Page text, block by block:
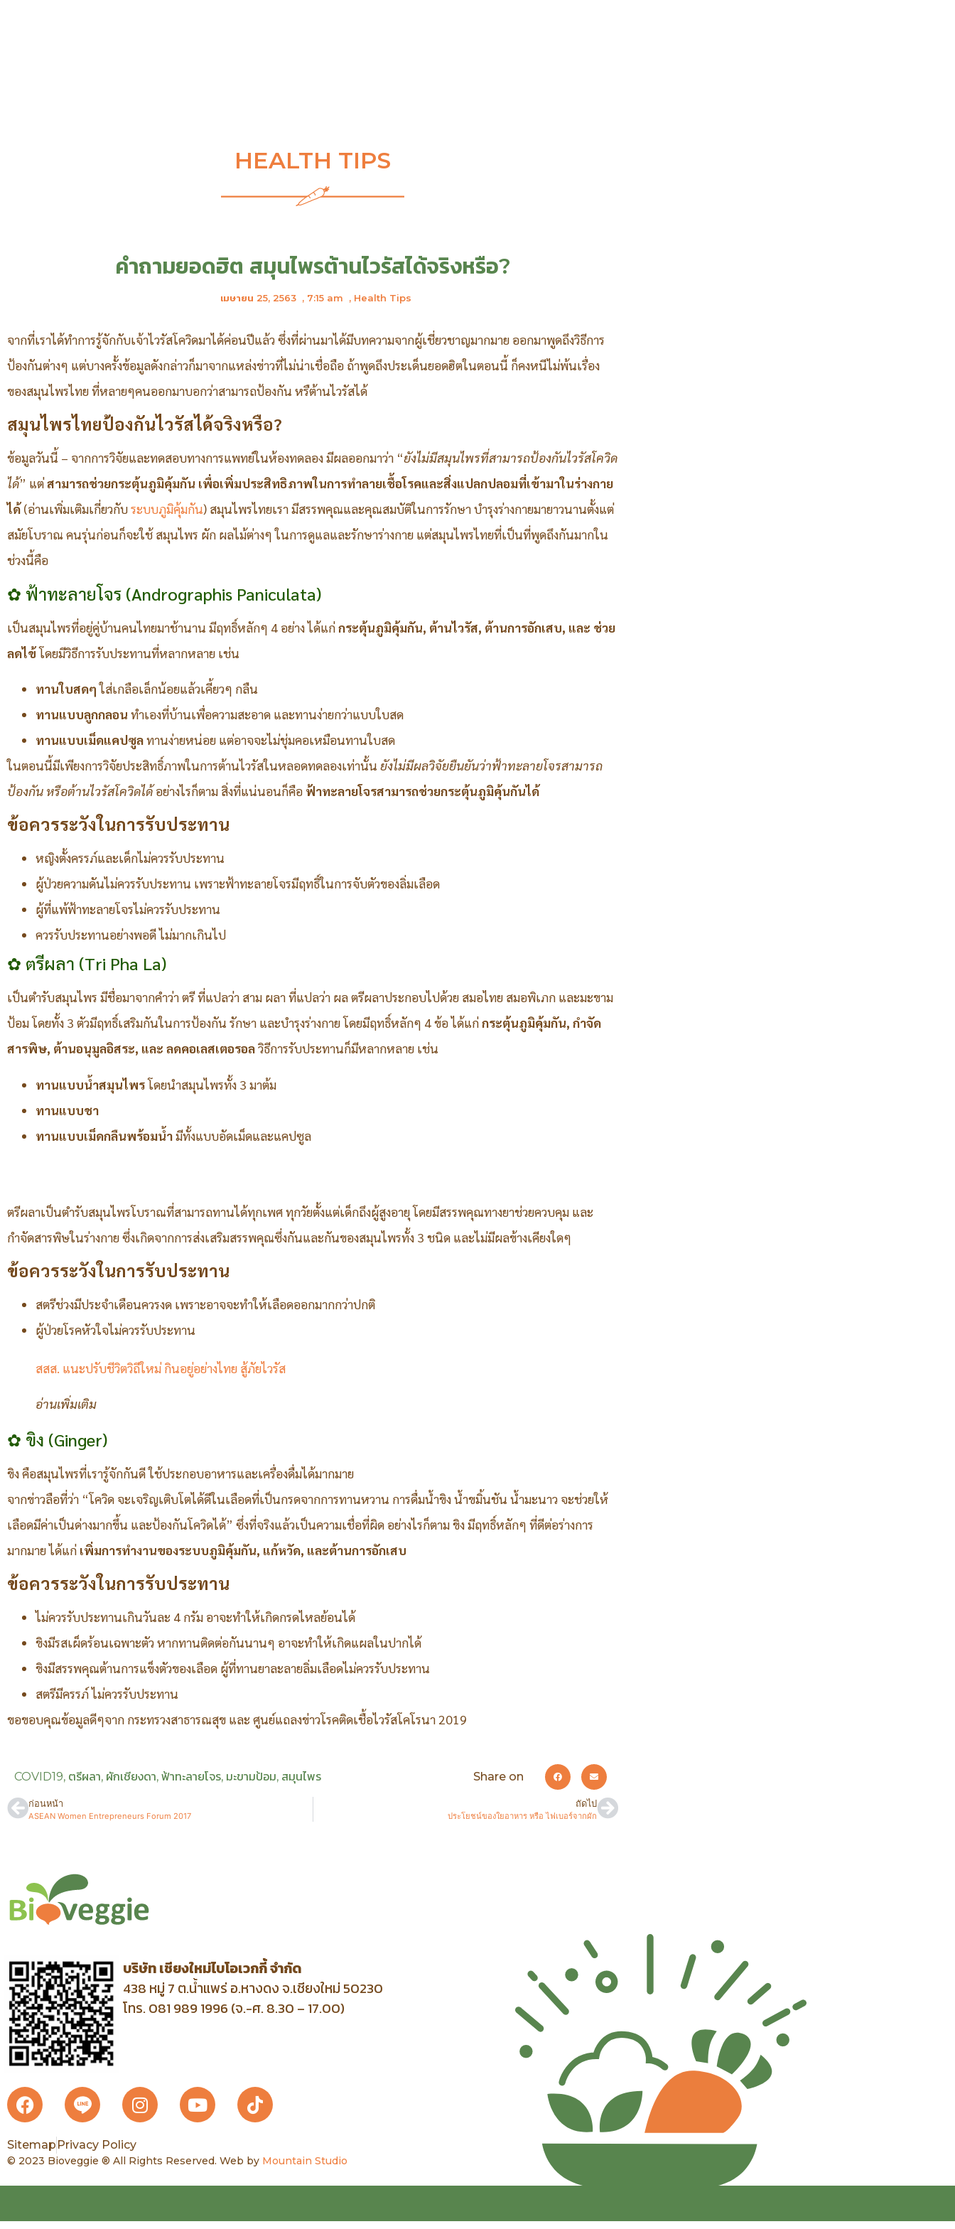
HEALTH TIPS
คำถามยอดฮิต สมุนไพรต้านไวรัสได้จริงหรือ?
เมษายน 25, 2563 , 7:15 am , Health Tips
จากที่เราได้ทำการรู้จักกับเจ้าไวรัสโควิดมาได้ค่อนปีแล้ว ซึ่งที่ผ่านมาได้มีบทความจากผู้เชี่ยวชาญมากมาย ออกมาพูดถึงวิธีการ
ป้องกันต่างๆ แต่บางครั้งข้อมูลดังกล่าวก็มาจากแหล่งข่าวที่ไม่น่าเชื่อถือ ถ้าพูดถึงประเด็นยอดฮิตในตอนนี้ ก็คงหนีไม่พ้นเรื่อง
ของสมุนไพรไทย ที่หลายๆคนออกมาบอกว่าสามารถป้องกัน หรืต้านไวรัสได้
สมุนไพรไทยป้องกันไวรัสได้จริงหรือ?
ข้อมูลวันนี้ – จากการวิจัยและทดสอบทางการแพทย์ในห้องทดลอง มีผลออกมาว่า “ยังไม่มีสมุนไพรที่สามารถป้องกันไวรัสโควิด
ได้” แต่สามารถช่วยกระตุ้นภูมิคุ้มกัน เพื่อเพิ่มประสิทธิภาพในการทำลายเชื้อโรคและสิ่งแปลกปลอมที่เข้ามาในร่างกาย
ได้(อ่านเพิ่มเติมเกี่ยวกับระบบภูมิคุ้มกัน) สมุนไพรไทยเรา มีสรรพคุณและคุณสมบัติในการรักษา บำรุงร่างกายมายาวนานตั้งแต่
สมัยโบราณ คนรุ่นก่อนก็จะใช้ สมุนไพร ผัก ผลไม้ต่างๆ ในการดูแลและรักษาร่างกาย แต่สมุนไพรไทยที่เป็นที่พูดถึงกันมากใน
ช่วงนี้คือ
✿ ฟ้าทะลายโจร (Andrographis Paniculata)
เป็นสมุนไพรที่อยู่คู่บ้านคนไทยมาช้านาน มีฤทธิ์หลักๆ 4 อย่าง ได้แก่กระตุ้นภูมิคุ้มกัน, ต้านไวรัส, ต้านการอักเสบ, และ ช่วย
ลดไข้โดยมีวิธีการรับประทานที่หลากหลาย เช่น
ทานใบสดๆใส่เกลือเล็กน้อยแล้วเคี้ยวๆ กลืน
ทานแบบลูกกลอน ทำเองที่บ้านเพื่อความสะอาด และทานง่ายกว่าแบบใบสด
ทานแบบเม็ดแคปซูลทานง่ายหน่อย แต่อาจจะไม่ชุ่มคอเหมือนทานใบสด
ในตอนนี้มีเพียงการวิจัยประสิทธิ์ภาพในการต้านไวรัสในหลอดทดลองเท่านั้น ยังไม่มีผลวิจัยยืนยันว่าฟ้าทะลายโจรสามารถ
ป้องกัน หรือต้านไวรัสโควิดได้อย่างไรก็ตาม สิ่งที่แน่นอนก็คือ ฟ้าทะลายโจรสามารถช่วยกระตุ้นภูมิคุ้นกันได้
ข้อควรระวังในการรับประทาน
หญิงตั้งครรภ์และเด็กไม่ควรรับประทาน
ผู้ป่วยความดันไม่ควรรับประทาน เพราะฟ้าทะลายโจรมีฤทธิ์ในการจับตัวของลิ่มเลือด
ผู้ที่แพ้ฟ้าทะลายโจรไม่ควรรับประทาน
ควรรับประทานอย่างพอดี ไม่มากเกินไป
✿ ตรีผลา (Tri Pha La)
เป็นตำรับสมุนไพร มีชื่อมาจากคำว่า ตรี ที่แปลว่า สาม ผลา ที่แปลว่า ผล ตรีผลาประกอบไปด้วย สมอไทย สมอพิเภก และมะขาม
ป้อม โดยทั้ง 3 ตัวมีฤทธิ์เสริมกันในการป้องกัน รักษา และบำรุงร่างกาย โดยมีฤทธิ์หลักๆ 4 ข้อ ได้แก่กระตุ้นภูมิคุ้มกัน, กำจัด
สารพิษ, ต้านอนุมูลอิสระ, และ ลดคอเลสเตอรอลวิธีการรับประทานก็มีหลากหลาย เช่น
ทานแบบน้ำสมุนไพรโดยนำสมุนไพรทั้ง 3 มาต้ม
ทานแบบชา
ทานแบบเม็ดกลืนพร้อมน้ำมีทั้งแบบอัดเม็ดและแคปซูล
ตรีผลาเป็นตำรับสมุนไพรโบราณที่สามารถทานได้ทุกเพศ ทุกวัยตั้งแต่เด็กถึงผู้สูงอายุ โดยมีสรรพคุณทางยาช่วยควบคุม และ
กำจัดสารพิษในร่างกาย ซึ่งเกิดจากการส่งเสริมสรรพคุณซึ่งกันและกันของสมุนไพรทั้ง 3 ชนิด และไม่มีผลข้างเคียงใดๆ
ข้อควรระวังในการรับประทาน
สตรีช่วงมีประจำเดือนควรงด เพราะอาจจะทำให้เลือดออกมากกว่าปกติ
ผู้ป่วยโรคหัวใจไม่ควรรับประทาน
สสส. แนะปรับชีวิตวิถีใหม่ กินอยู่อย่างไทย สู้ภัยไวรัส
อ่านเพิ่มเติม
✿ ขิง (Ginger)
ขิง คือสมุนไพรที่เรารู้จักกันดี ใช้ประกอบอาหารและเครื่องดื่มได้มากมาย
จากข่าวลือที่ว่า “โควิด จะเจริญเติบโตได้ดีในเลือดที่เป็นกรดจากการทานหวาน การดื่มน้ำขิง น้ำขมิ้นชัน น้ำมะนาว จะช่วยให้
เลือดมีค่าเป็นด่างมากขึ้น และป้องกันโควิดได้” ซึ่งที่จริงแล้วเป็นความเชื่อที่ผิด อย่างไรก็ตาม ขิง มีฤทธิ์หลักๆ ที่ดีต่อร่างการ
มากมาย ได้แก่ เพิ่มการทำงานของระบบภูมิคุ้มกัน, แก้หวัด, และต้านการอักเสบ
ข้อควรระวังในการรับประทาน
ไม่ควรรับประทานเกินวันละ 4 กรัม อาจะทำให้เกิดกรดไหลย้อนได้
ขิงมีรสเผ็ดร้อนเฉพาะตัว หากทานติดต่อกันนานๆ อาจะทำให้เกิดแผลในปากได้
ขิงมีสรรพคุณต้านการแข็งตัวของเลือด ผู้ที่ทานยาละลายลิ่มเลือดไม่ควรรับประทาน
สตรีมีครรภ์ ไม่ควรรับประทาน
ขอขอบคุณข้อมูลดีๆจาก กระทรวงสาธารณสุข และ ศูนย์แถลงข่าวโรคติดเชื้อไวรัสโคโรนา 2019
COVID19, ตรีผลา, ผักเชียงดา, ฟ้าทะลายโจร, มะขามป้อม, สมุนไพร Share on
ก่อนหน้า
ASEAN Women Entrepreneurs Forum 2017
ถัดไป
ประโยชน์ของใยอาหาร หรือ ไฟเบอร์จากผัก
บริษัท เชียงใหม่ไบโอเวกกี้ จำกัด
438 หมู่ 7 ต.น้ำแพร่ อ.หางดง จ.เชียงใหม่ 50230
โทร. 081 989 1996 (จ.-ศ. 8.30 – 17.00)
Sitemap Privacy Policy
© 2023 Bioveggie ® All Rights Reserved. Web by Mountain Studio